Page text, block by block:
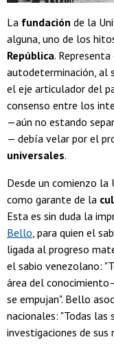
La fundación de la
alguna, uno de los
República.
autodeterminación, al
el eje articulador del
consenso entre los
—aún no estando
— debía velar por el
universales.
Desde un comienzo la
como garante de la
Esta es sin duda la
Bello , para quien el
ligada al progreso
el sabio venezolano:
área del
se empujan". Bello
nacionales: "Todas las
investigaciones de sus